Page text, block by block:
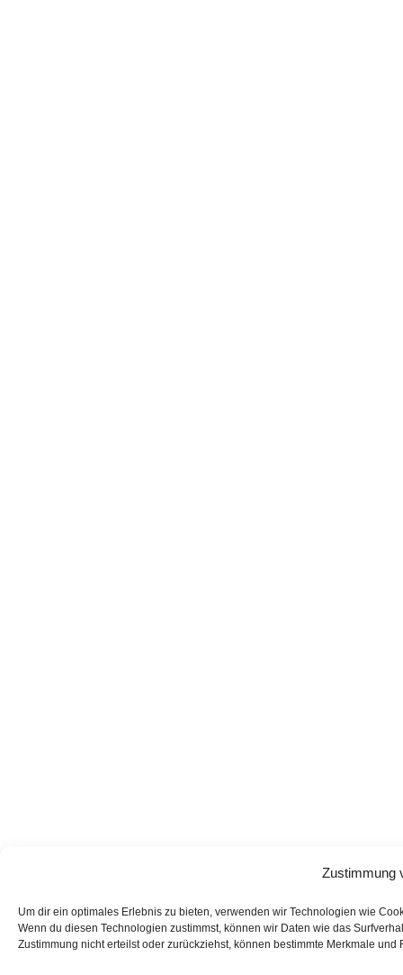
Zustimmung
Um dir ein optimales Erlebnis zu bieten, verwenden wir Technologien wie
Wenn du diesen Technologien zustimmst, können wir Daten wie das
Zustimmung nicht erteilst oder zurückziehst, können bestimmte Merkmale